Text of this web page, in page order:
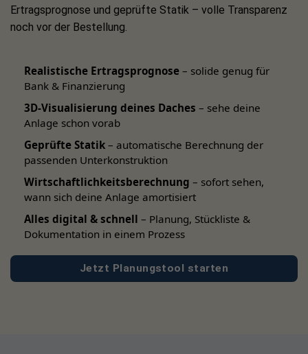
Zaunpfosten: Pulverbeschichtetes Aluminium in
hochwertiger Optik
Inkl. Jolywood PV Modul für maximale Leistung
Bitte beachten:Um den Solarzaun abzuschließen,
benötigen Sie einenzusätzlichen
Für die Installation sind
MC4 Verlängerungs- sowie
Erdungskabel , weitere Schrauben und Dübel
Ertragsprognose und geprüfte Statik – volle Transparenz
noch vor der Bestellung.
Realistische Ertragsprognose – solide genug für
Bank & Finanzierung
3D-Visualisierung deines Daches – sehe deine
Anlage schon vorab
Geprüfte Statik – automatische Berechnung der
passenden Unterkonstruktion
Wirtschaftlichkeitsberechnung – sofort sehen,
wann sich deine Anlage amortisiert
Alles digital & schnell – Planung, Stückliste &
Dokumentation in einem Prozess
Jetzt Planungstool starten